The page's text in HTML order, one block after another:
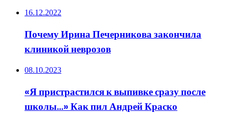
16.12.2022
Почему Ирина Печерникова закончила
клиникой неврозов
08.10.2023
«Я пристрастился к выпивке сразу после
школы…» Как пил Андрей Краско